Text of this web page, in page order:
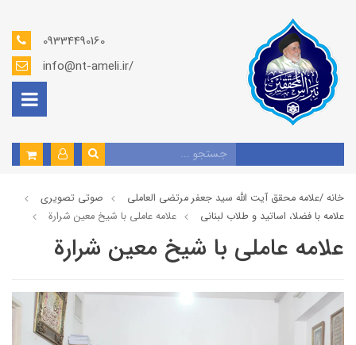
09334490160
info@nt-ameli.ir/
خانه /علامه محقق آیت الله سید جعفر مرتضی العاملی
صوتي تصويري
علامه با فضلا، اساتید و طلاب لبنانی
علامه عاملي با شيخ معين شرارة
علامه عاملي با شيخ معين شرارة